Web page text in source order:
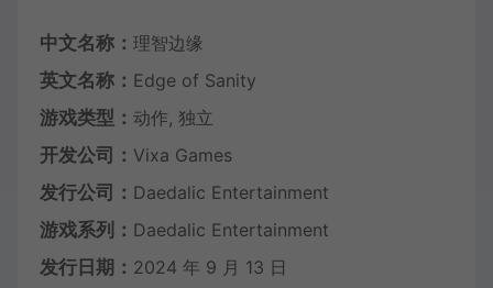
中文名称： 理智边缘
英文名称： Edge of Sanity
游戏类型： 动作, 独立
开发公司： Vixa Games
发行公司： Daedalic Entertainment
游戏系列： Daedalic Entertainment
发行日期： 2024 年 9 月 13 日